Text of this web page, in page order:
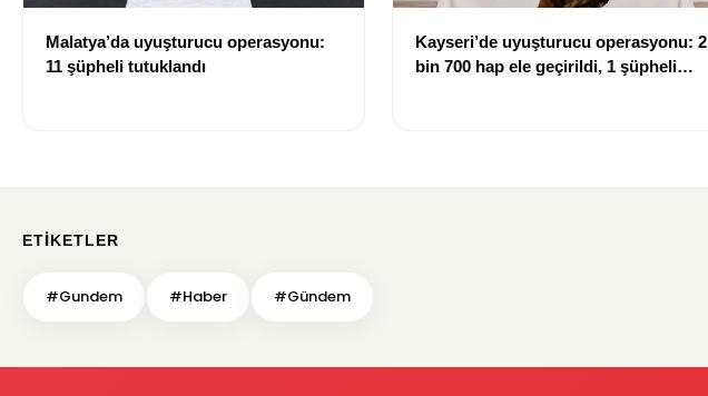
Malatya’da uyuşturucu operasyonu:
11 şüpheli tutuklandı
Kayseri’de uyuşturucu operasyonu: 2
bin 700 hap ele geçirildi, 1 şüpheli
ETIKETLER
#Gundem #Haber #Gündem